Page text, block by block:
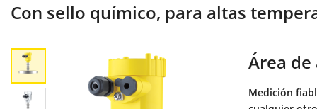
Con sello químico, para altas
Área
Medición